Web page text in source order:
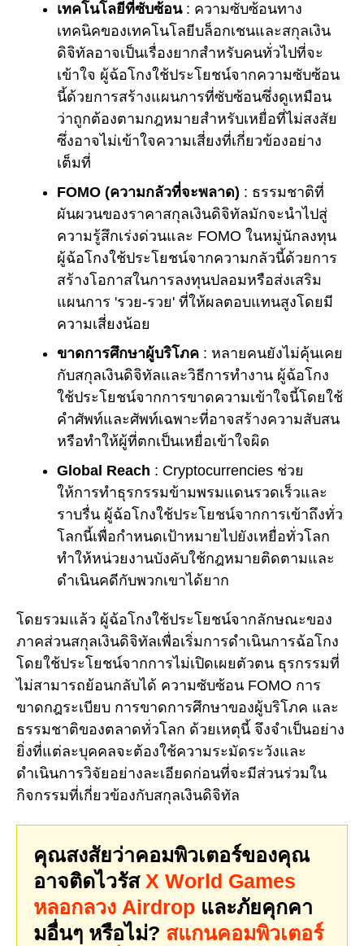
เทคโนโลยีที่ซับซ้อน: ความซับซ้อนทาง
เทคนิคของเทคโนโลยีบล็อกเชนและสกุลเงิน
ดิจิทัลอาจเป็นเรื่องยากสำหรับคนทั่วไปที่จะ
เข้าใจ ผู้ฉ้อโกงใช้ประโยชน์จากความซับซ้อน
นี้ด้วยการสร้างแผนการที่ซับซ้อนซึ่งดูเหมือน
ว่าถูกต้องตามกฎหมายสำหรับเหยื่อที่ไม่สงสัย
ซึ่งอาจไม่เข้าใจความเสี่ยงที่เกี่ยวข้องอย่าง
เต็มที่
FOMO (ความกลัวที่จะพลาด) : ธรรมชาติที่
ผันผวนของราคาสกุลเงินดิจิทัลมักจะนำไปสู่
ความรู้สึกเร่งด่วนและ FOMO ในหมู่นักลงทุน
ผู้ฉ้อโกงใช้ประโยชน์จากความกลัวนี้ด้วยการ
สร้างโอกาสในการลงทุนปลอมหรือส่งเสริม
แผนการ 'รวย-รวย' ที่ให้ผลตอบแทนสูงโดยมี
ความเสี่ยงน้อย
ขาดการศึกษาผู้บริโภค : หลายคนยังไม่คุ้นเคย
กับสกุลเงินดิจิทัลและวิธีการทำงาน ผู้ฉ้อโกง
ใช้ประโยชน์จากการขาดความเข้าใจนี้โดยใช้
คำศัพท์และศัพท์เฉพาะที่อาจสร้างความสับสน
หรือทำให้ผู้ที่ตกเป็นเหยื่อเข้าใจผิด
Global Reach : Cryptocurrencies ช่วย
ให้การทำธุรกรรมข้ามพรมแดนรวดเร็วและ
ราบรื่น ผู้ฉ้อโกงใช้ประโยชน์จากการเข้าถึงทั่ว
โลกนี้เพื่อกำหนดเป้าหมายไปยังเหยื่อทั่วโลก
ทำให้หน่วยงานบังคับใช้กฎหมายติดตามและ
ดำเนินคดีกับพวกเขาได้ยาก
โดยรวมแล้ว ผู้ฉ้อโกงใช้ประโยชน์จากลักษณะของ
ภาคส่วนสกุลเงินดิจิทัลเพื่อเริ่มการดำเนินการฉ้อโกง
โดยใช้ประโยชน์จากการไม่เปิดเผยตัวตน ธุรกรรมที่
ไม่สามารถย้อนกลับได้ ความซับซ้อน FOMO การ
ขาดกฎระเบียบ การขาดการศึกษาของผู้บริโภค และ
ธรรมชาติของตลาดทั่วโลก ด้วยเหตุนี้ จึงจำเป็นอย่าง
ยิ่งที่แต่ละบุคคลจะต้องใช้ความระมัดระวังและ
ดำเนินการวิจัยอย่างละเอียดก่อนที่จะมีส่วนร่วมใน
กิจกรรมที่เกี่ยวข้องกับสกุลเงินดิจิทัล
คุณสงสัยว่าคอมพิวเตอร์ของคุณ
อาจติดไวรัส X World Games
หลอกลวง Airdrop และภัยคุกคา
มอื่นๆ หรือไม่? สแกนคอมพิวเตอร์